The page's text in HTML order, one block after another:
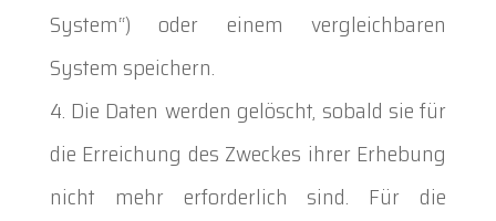
System“) oder einem vergleichbaren
System speichern.
Die Daten werden gelöscht, sobald sie für
die Erreichung des Zweckes ihrer Erhebung
nicht mehr erforderlich sind. Für die